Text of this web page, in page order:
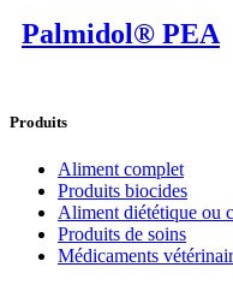
Palmidol® PEA
Produits
Aliment complet
Produits biocides
Aliment diététique ou
Produits de soins
Médicaments